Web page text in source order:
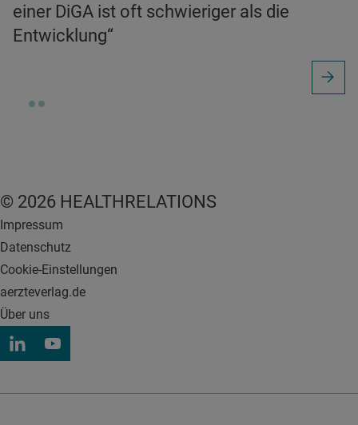
einer DiGA ist oft schwieriger als die
Entwicklung“
© 2026 HEALTHRELATIONS
Impressum
Datenschutz
Cookie-Einstellungen
aerzteverlag.de
Über uns